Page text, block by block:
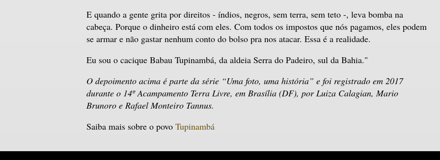
E quando a gente grita por direitos - índios, negros, sem terra, sem teto -, leva bomba na
cabeça. Porque o dinheiro está com eles. Com todos os impostos que nós pagamos, eles podem
se armar e não gastar nenhum conto do bolso pra nos atacar. Essa é a realidade.
Eu sou o cacique Babau Tupinambá, da aldeia Serra do Padeiro, sul da Bahia."
O depoimento acima é parte da série “Uma foto, uma história” e foi registrado em 2017
durante o 14º Acampamento Terra Livre, em Brasília (DF), por Luiza Calagian, Mario
Brunoro e Rafael Monteiro Tannus.
Saiba mais sobre o povo Tupinambá